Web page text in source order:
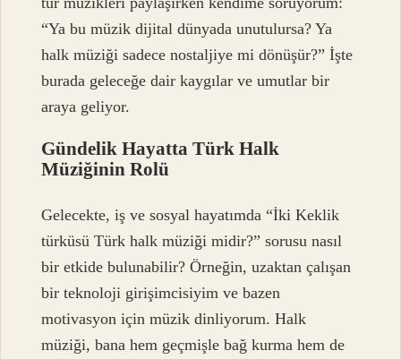
“Ya bu müzik dijital dünyada unutulursa? Ya
halk müziği sadece nostaljiye mi dönüşür?” İşte
burada geleceğe dair kaygılar ve umutlar bir
araya geliyor.
Gündelik Hayatta Türk Halk
Müziğinin Rolü
Gelecekte, iş ve sosyal hayatımda “İki Keklik
türküsü Türk halk müziği midir?” sorusu nasıl
bir etkide bulunabilir? Örneğin, uzaktan çalışan
bir teknoloji girişimcisiyim ve bazen
motivasyon için müzik dinliyorum. Halk
müziği, bana hem geçmişle bağ kurma hem de